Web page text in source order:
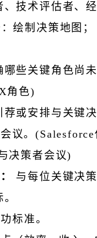
技术评估者、
绘制决策地图；
哪些关键角色尚未
角色)
荐或安排与关键
议。
决策者会议)
与每位关键决
标准。